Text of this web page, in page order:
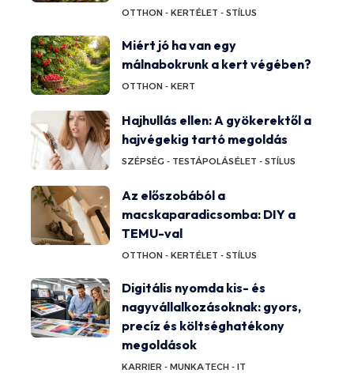
OTTHON - KERTÉLET - STÍLUS
Miért jó ha van egy
málnabokrunk a kert végében?
OTTHON - KERT
Hajhullás ellen: A gyökerektől a
hajvégekig tartó megoldás
SZÉPSÉG - TESTÁPOLÁSÉLET - STÍLUS
Az előszobából a
macskaparadicsomba: DIY a
TEMU-val
OTTHON - KERTÉLET - STÍLUS
Digitális nyomda kis- és
nagyvállalkozásoknak: gyors,
precíz és költséghatékony
megoldások
KARRIER - MUNKATECH - IT